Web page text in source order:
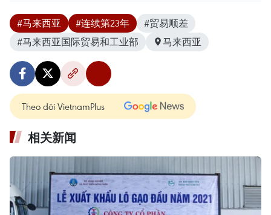
#马来西亚 #连续第23年
#贸易顺差
#马来西亚国际贸易和工业部
马来西亚
Theo dõi VietnamPlus
相关新闻